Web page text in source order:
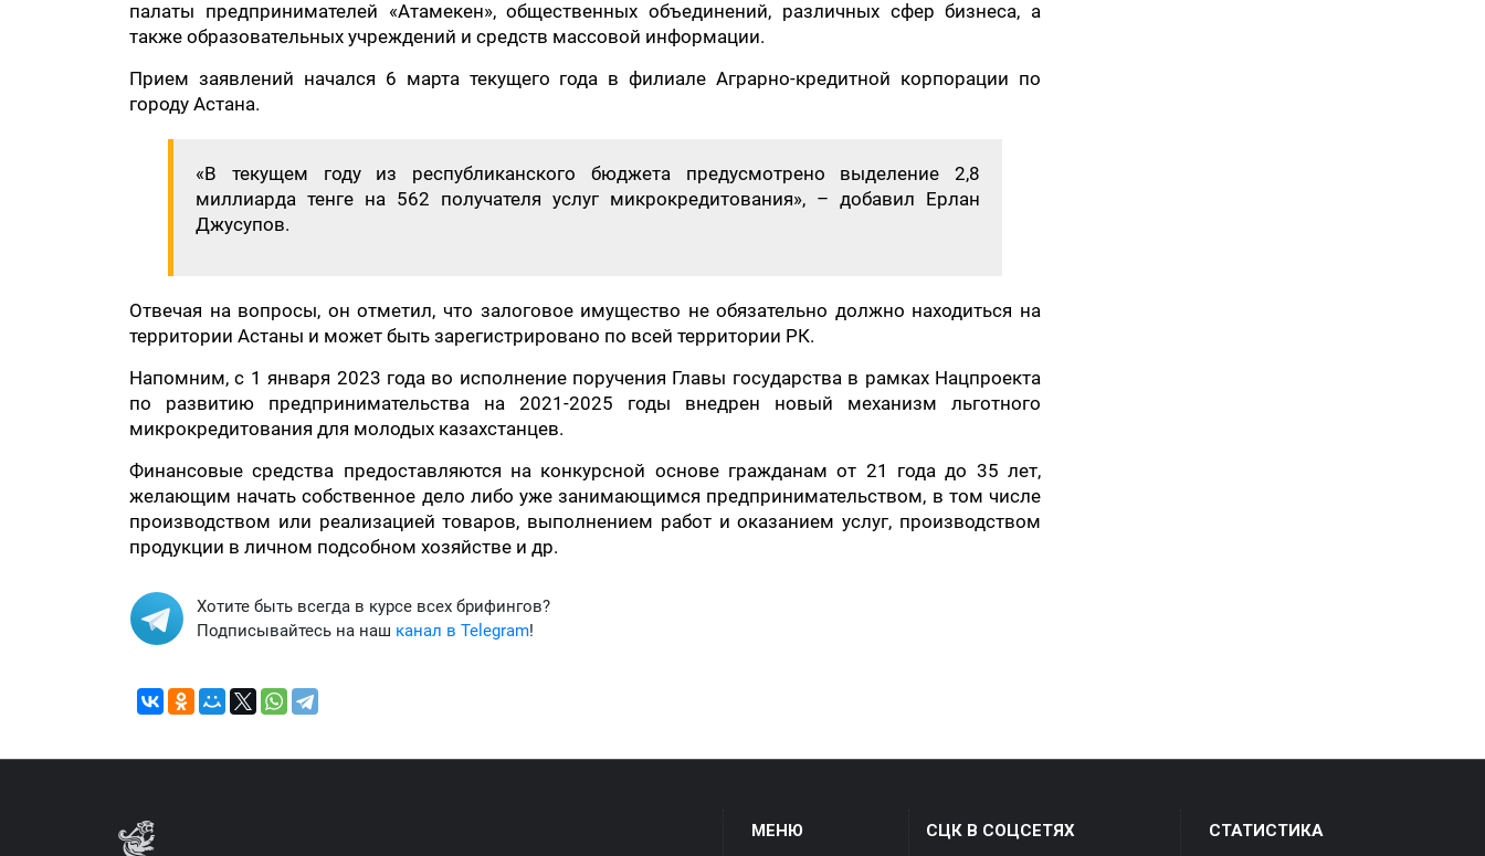
палаты предпринимателей «Атамекен», общественных объединений, различных сфер бизнеса, а
также образовательных учреждений и средств массовой информации.
Прием заявлений начался 6 марта текущего года в филиале Аграрно-кредитной корпорации по
городу Астана.
«В текущем году из республиканского бюджета предусмотрено выделение 2,8
миллиарда тенге на 562 получателя услуг микрокредитования», – добавил Ерлан
Джусупов.
Отвечая на вопросы, он отметил, что залоговое имущество не обязательно должно находиться на
территории Астаны и может быть зарегистрировано по всей территории РК.
Напомним, с 1 января 2023 года во исполнение поручения Главы государства в рамках Нацпроекта
по развитию предпринимательства на 2021-2025 годы внедрен новый механизм льготного
микрокредитования для молодых казахстанцев.
Финансовые средства предоставляются на конкурсной основе гражданам от 21 года до 35 лет,
желающим начать собственное дело либо уже занимающимся предпринимательством, в том числе
производством или реализацией товаров, выполнением работ и оказанием услуг, производством
продукции в личном подсобном хозяйстве и др.
Хотите быть всегда в курсе всех брифингов?
Подписывайтесь на наш канал в Telegram!
МЕНЮ СЦК В СОЦСЕТЯХ СТАТИСТИКА